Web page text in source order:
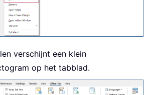
verschijnt een klein
op het tabblad.